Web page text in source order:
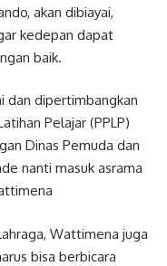
akan dibiayai,
kedepan dapat
baik.
dan dipertimbangkan
Pelajar (PPLP)
Dinas Pemuda dan
nanti masuk asrama
Wattimena juga
bisa berbicara